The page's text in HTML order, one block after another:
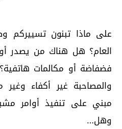
على ماذا تبنون تسييركم
العام؟ هل هناك من يصدر
فضفاضة أو مكالمات
والمصاحبة غير أكفاء
مبني على تنفيذ أوامر
وهل…